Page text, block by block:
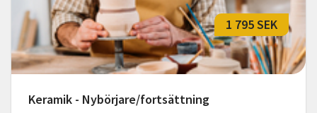
Keramik - Nybörjare/fortsättning
1 795 SEK